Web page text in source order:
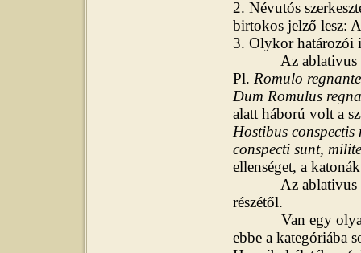
2. Névutós
birtokos jelző lesz:
3. Olykor határozói
Az ablativus
Pl. Romulo
Dum Romulus
alatt háború volt a
Hostibus
conspecti sunt,
ellenséget, a
Az ablativus
részétől.
Van egy olyan
ebbe a kategóriába